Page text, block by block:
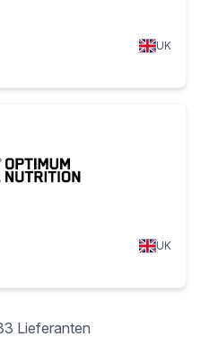
UK
UK
Lieferanten